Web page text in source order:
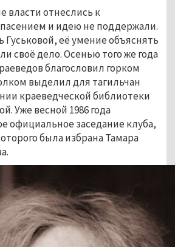
власти отнеслись к
и идею не поддержали.
Гуськовой, её умение объяснять
своё дело. Осенью того же года
благословил горком
выделил для тагильчан
краеведческой библиотеки
Уже весной 1986 года
официальное заседание клуба,
была избрана Тамара